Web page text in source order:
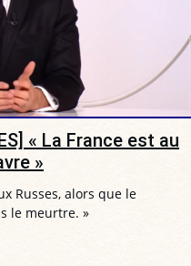
« La France est au
»
Russes, alors que le
le meurtre. »